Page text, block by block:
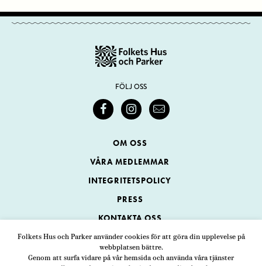
Folkets Hus och Parker använder cookies för att göra din upplevelse på
webbplatsen bättre.
Genom att surfa vidare på vår hemsida och använda våra tjänster
FÖLJ OSS
OM OSS
VÅRA MEDLEMMAR
INTEGRITETSPOLICY
PRESS
KONTAKTA OSS
Folkets Hus och Parker